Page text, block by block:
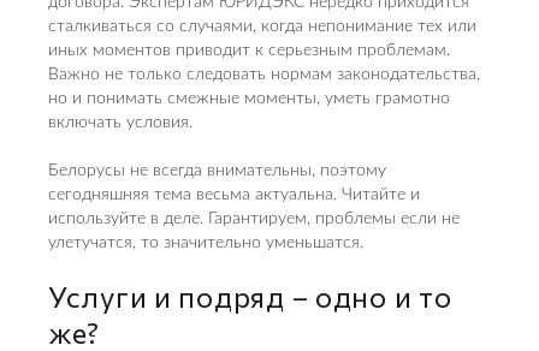
сталкиваться со случаями, когда непонимание тех или
иных моментов приводит к серьезным проблемам.
Важно не только следовать нормам законодательства,
но и понимать смежные моменты, уметь грамотно
включать условия.
Белорусы не всегда внимательны, поэтому
сегодняшняя тема весьма актуальна. Читайте и
используйте в деле. Гарантируем, проблемы если не
улетучатся, то значительно уменьшатся.
Услуги и подряд – одно и то
же?